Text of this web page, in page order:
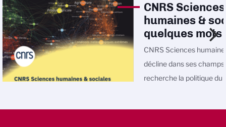
CNRS Sciences
humaines &
quelques mots
CNRS Sciences
décline dans ses champs
recherche la politique du